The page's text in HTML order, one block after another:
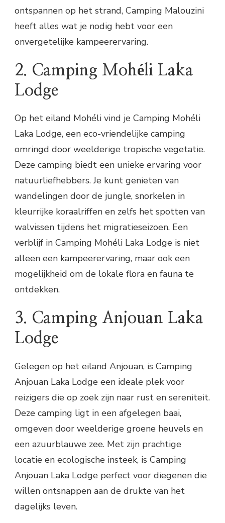
ontspannen op het strand, Camping Malouzini
heeft alles wat je nodig hebt voor een
onvergetelijke kampeerervaring.
2. Camping Mohéli Laka
Lodge
Op het eiland Mohéli vind je Camping Mohéli
Laka Lodge, een eco-vriendelijke camping
omringd door weelderige tropische vegetatie.
Deze camping biedt een unieke ervaring voor
natuurliefhebbers. Je kunt genieten van
wandelingen door de jungle, snorkelen in
kleurrijke koraalriffen en zelfs het spotten van
walvissen tijdens het migratieseizoen. Een
verblijf in Camping Mohéli Laka Lodge is niet
alleen een kampeerervaring, maar ook een
mogelijkheid om de lokale flora en fauna te
ontdekken.
3. Camping Anjouan Laka
Lodge
Gelegen op het eiland Anjouan, is Camping
Anjouan Laka Lodge een ideale plek voor
reizigers die op zoek zijn naar rust en sereniteit.
Deze camping ligt in een afgelegen baai,
omgeven door weelderige groene heuvels en
een azuurblauwe zee. Met zijn prachtige
locatie en ecologische insteek, is Camping
Anjouan Laka Lodge perfect voor diegenen die
willen ontsnappen aan de drukte van het
dagelijks leven.